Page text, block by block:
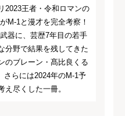
2023王者・令和ロマンの
M-1と漫才を完全考察！
器に、芸歴7年目の若手
分野で結果を残してきた
のブレーン・髙比良くる
さらには2024年のM-1予
尽くした一冊。